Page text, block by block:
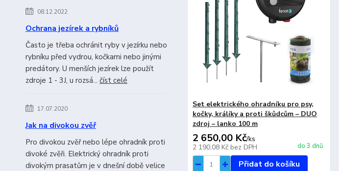
08.12.2022
Ochrana jezírek a rybníků
Často je třeba ochránit ryby v jezírku nebo
rybníku před vydrou, kočkami nebo jinými
predátory. U menších jezírek lze použít
zdroje 1 - 3J, u rozsá... číst celé
17.07.2020
Jak na divokou zvěř
Pro divokou zvěř nebo lépe ohradník proti
divoké zvěři. Elektrický ohradník proti
divokým prasatům je v dnešní době velice
Set elektrického ohradníku pro psy,
kočky, králíky a proti škůdcům – DUO
zdroj – lanko 100 m
2 650,00 Kč/ks
2 190,08 Kč bez DPH do 3 dnů
Přidat do košíku